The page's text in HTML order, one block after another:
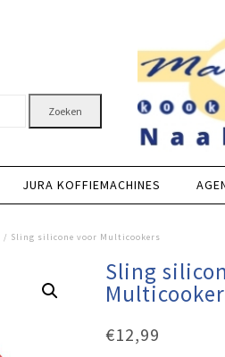
Zoeken
JURA KOFFIEMACHINES
/ Sling silicone voor Multicookers
Sling
€12,99